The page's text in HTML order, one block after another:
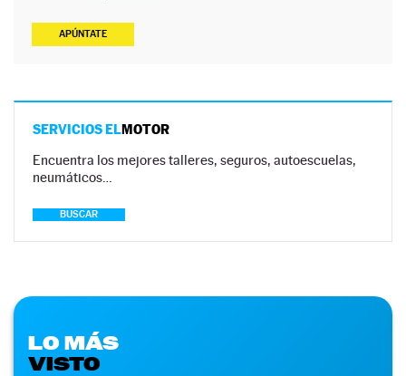
APÚNTATE
SERVICIOS ELMOTOR
Encuentra los mejores talleres, seguros, autoescuelas,
neumáticos…
BUSCAR
LO MÁS
VISTO